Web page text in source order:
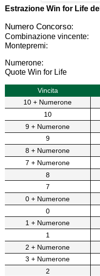
Estrazione Win for Life del
Numero Concorso:
Combinazione vincente:
Montepremi:
Numerone:
Quote Win for Life
Vincita
10 + Numerone
10
9 + Numerone
9
8 + Numerone
7 + Numerone
8
7
0 + Numerone
0
1 + Numerone
1
2 + Numerone
3 + Numerone
2